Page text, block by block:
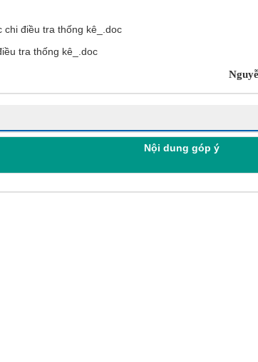
chi điều tra thống kê_.doc
tra thống kê_.doc
Nội dung góp ý